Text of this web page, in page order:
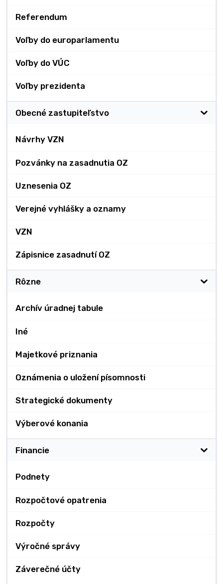
Referendum
Voľby do europarlamentu
Voľby do VÚC
Voľby prezidenta
Obecné zastupiteľstvo
Návrhy VZN
Pozvánky na zasadnutia OZ
Uznesenia OZ
Verejné vyhlášky a oznamy
VZN
Zápisnice zasadnutí OZ
Rôzne
Archív úradnej tabule
Iné
Majetkové priznania
Oznámenia o uložení písomnosti
Strategické dokumenty
Výberové konania
Financie
Podnety
Rozpočtové opatrenia
Rozpočty
Výročné správy
Záverečné účty